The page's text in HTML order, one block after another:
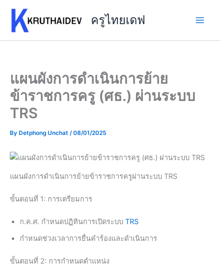
content
ครูไทยเดฟ
แผนผังการดำเนินการย้าย
ข้าราชการครู (ศธ.) ผ่านระบบ
TRS
By Detphong Unchat /08/01/2025
แผนผังการดำเนินการย้ายข้าราชการครูผ่านระบบ TRS
ขั้นตอนที่ 1: การเตรียมการ
ก.ค.ศ. กำหนดปฏิทินการเปิดระบบ TRS
กำหนดช่วงเวลาการยื่นคำร้องและดำเนินการ
ขั้นตอนที่ 2: การกำหนดตำแหน่ง